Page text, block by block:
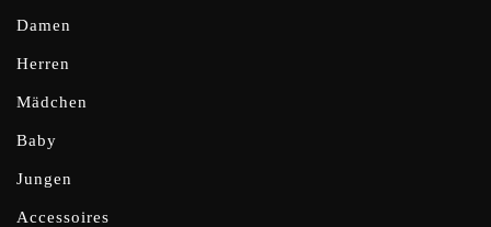
Damen
Herren
Mädchen
Baby
Jungen
Accessoires